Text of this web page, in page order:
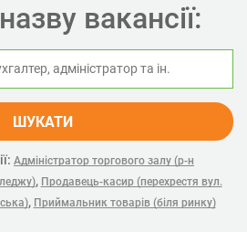
вакансії:
ШУКАТИ
Адміністратор торгового залу (р-н
, Продавець-касир (перехрестя вул.
, Приймальник товарів (біля ринку)